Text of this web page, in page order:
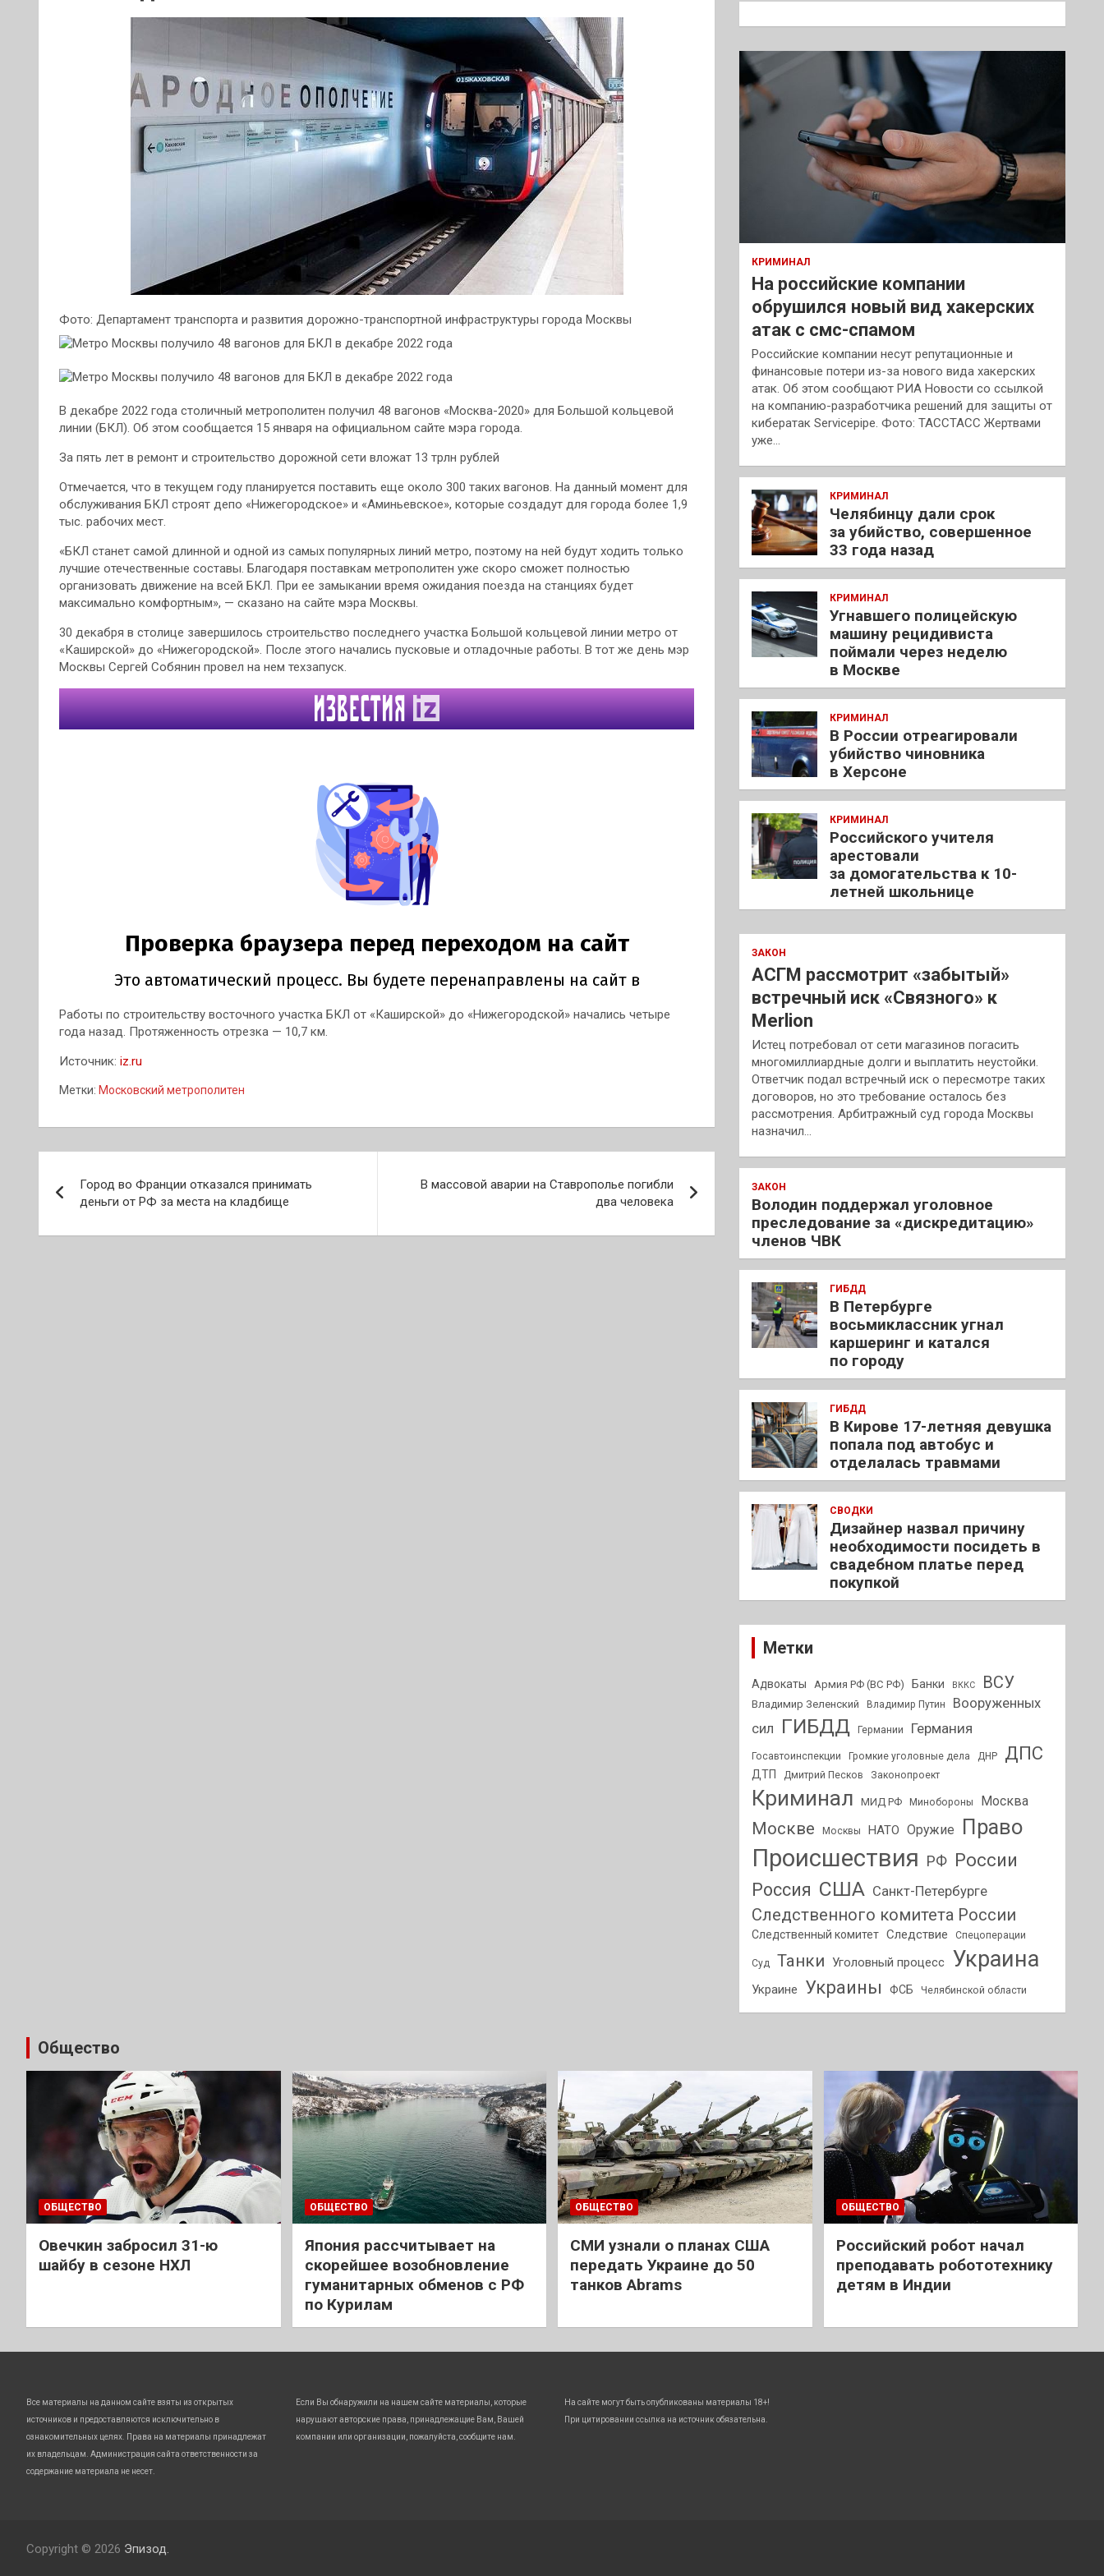
Фото: Департамент транспорта и развития дорожно-транспортной инфраструктуры города Москвы
В декабре 2022 года столичный метрополитен получил 48 вагонов «Москва-2020» для Большой кольцевой
линии (БКЛ). Об этом сообщается 15 января на официальном сайте мэра города.
За пять лет в ремонт и строительство дорожной сети вложат 13 трлн рублей
Отмечается, что в текущем году планируется поставить еще около 300 таких вагонов. На данный момент для
обслуживания БКЛ строят депо «Нижегородское» и «Аминьевское», которые создадут для города более 1,9
тыс. рабочих мест.
«БКЛ станет самой длинной и одной из самых популярных линий метро, поэтому на ней будут ходить только
лучшие отечественные составы. Благодаря поставкам метрополитен уже скоро сможет полностью
организовать движение на всей БКЛ. При ее замыкании время ожидания поезда на станциях будет
максимально комфортным», — сказано на сайте мэра Москвы.
30 декабря в столице завершилось строительство последнего участка Большой кольцевой линии метро от
«Каширской» до «Нижегородской». После этого начались пусковые и отладочные работы. В тот же день мэр
Москвы Сергей Собянин провел на нем техзапуск.
Работы по строительству восточного участка БКЛ от «Каширской» до «Нижегородской» начались четыре
года назад. Протяженность отрезка — 10,7 км.
Источник: iz.ru
Метки: Московский метрополитен
по
записям
Город во Франции отказался принимать
деньги от РФ за места на кладбище
В массовой аварии на Ставрополье погибли
два человека
к
КРИМИНАЛ
На российские компании
обрушился новый вид хакерских
атак с смс-спамом
Российские компании несут репутационные и
финансовые потери из-за нового вида хакерских
атак. Об этом сообщают РИА Новости со ссылкой
на компанию-разработчика решений для защиты от
кибератак Servicepipe. Фото: ТАССТАСС Жертвами
уже…
КРИМИНАЛ
Челябинцу дали срок
за убийство, совершенное
33 года назад
КРИМИНАЛ
Угнавшего полицейскую
машину рецидивиста
поймали через неделю
в Москве
КРИМИНАЛ
В России отреагировали
убийство чиновника
в Херсоне
КРИМИНАЛ
Российского учителя
арестовали
за домогательства к 10-
летней школьнице
ЗАКОН
АСГМ рассмотрит «забытый»
встречный иск «Связного» к
Merlion
Истец потребовал от сети магазинов погасить
многомиллиардные долги и выплатить неустойки.
Ответчик подал встречный иск о пересмотре таких
договоров, но это требование осталось без
рассмотрения. Арбитражный суд города Москвы
назначил…
ЗАКОН
Володин поддержал уголовное
преследование за «дискредитацию»
членов ЧВК
ГИБДД
В Петербурге
восьмиклассник угнал
каршеринг и катался
по городу
ГИБДД
В Кирове 17-летняя девушка
попала под автобус и
отделалась травмами
СВОДКИ
Дизайнер назвал причину
необходимости посидеть в
свадебном платье перед
покупкой
Метки
Адвокаты Армия РФ (ВС РФ) Банки ВККС ВСУ
Владимир Зеленский Владимир Путин
Вооруженных
сил
ГИБДД Германии Германия
Госавтоинспекции Громкие уголовные дела ДНР ДПС
ДТП Дмитрий Песков Законопроект
Криминал МИД РФ Минобороны Москва
Москве Москвы НАТО Оружие Право
Происшествия РФ России
Россия США Санкт-Петербурге
Следственного комитета России
Следственный комитет Следствие Спецоперации
Суд Танки Уголовный процесс Украина
Украине Украины ФСБ Челябинской области
Общество
ОБЩЕСТВО
Овечкин забросил 31-ю
шайбу в сезоне НХЛ
ОБЩЕСТВО
Япония рассчитывает на
скорейшее возобновление
гуманитарных обменов с РФ
по Курилам
ОБЩЕСТВО
СМИ узнали о планах США
передать Украине до 50
танков Abrams
ОБЩЕСТВО
Российский робот начал
преподавать робототехнику
детям в Индии
Все материалы на данном сайте взяты из открытых
источников и предоставляются исключительно в
ознакомительных целях. Права на материалы принадлежат
их владельцам. Администрация сайта ответственности за
содержание материала не несет.
Если Вы обнаружили на нашем сайте материалы, которые
нарушают авторские права, принадлежащие Вам, Вашей
компании или организации, пожалуйста, сообщите нам.
На сайте могут быть опубликованы материалы 18+!
При цитировании ссылка на источник обязательна.
Copyright © 2026 Эпизод.